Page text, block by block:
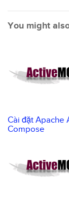
You might
Cài đặt Apache
Compose